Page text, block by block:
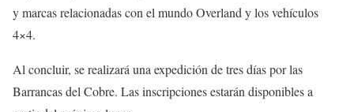
y marcas relacionadas con el mundo Overland y los vehículos
4×4.
Al concluir, se realizará una expedición de tres días por las
Barrancas del Cobre. Las inscripciones estarán disponibles a